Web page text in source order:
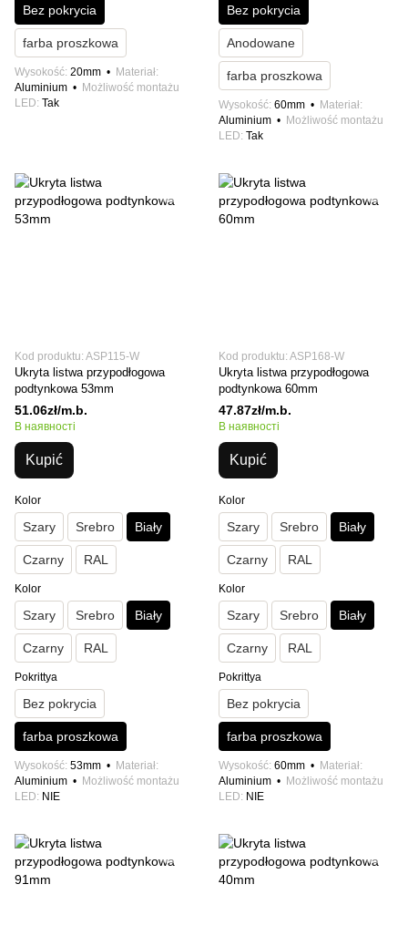
Bez pokrycia
farba proszkowa
Wysokość 20mm
Materiał
Aluminium
Możliwość montażu
LED Tak
Bez pokrycia
Anodowane
farba proszkowa
Wysokość 60mm
Materiał
Aluminium
Możliwość montażu
LED Tak
Kod produktu: ASP115-W
Ukryta listwa przypodłogowa
podtynkowa 53mm
51.06zł/m.b.
В наявності
Kupić
Kolor
Szary Srebro Biały
Czarny RAL
Kolor
Szary Srebro Biały
Czarny RAL
Pokrittya
Bez pokrycia
farba proszkowa
Wysokość 53mm
Materiał
Aluminium
Możliwość montażu
LED NIE
Kod produktu: ASP168-W
Ukryta listwa przypodłogowa
podtynkowa 60mm
47.87zł/m.b.
В наявності
Kupić
Kolor
Szary Srebro Biały
Czarny RAL
Kolor
Szary Srebro Biały
Czarny RAL
Pokrittya
Bez pokrycia
farba proszkowa
Wysokość 60mm
Materiał
Aluminium
Możliwość montażu
LED NIE